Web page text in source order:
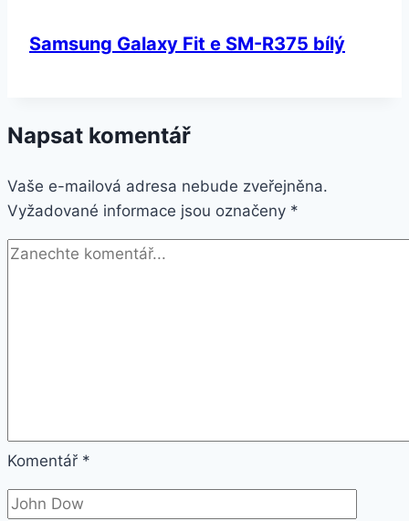
Samsung Galaxy Fit e SM-R375 bílý
Napsat komentář
Vaše e-mailová adresa nebude zveřejněna.
Vyžadované informace jsou označeny *
Komentář *